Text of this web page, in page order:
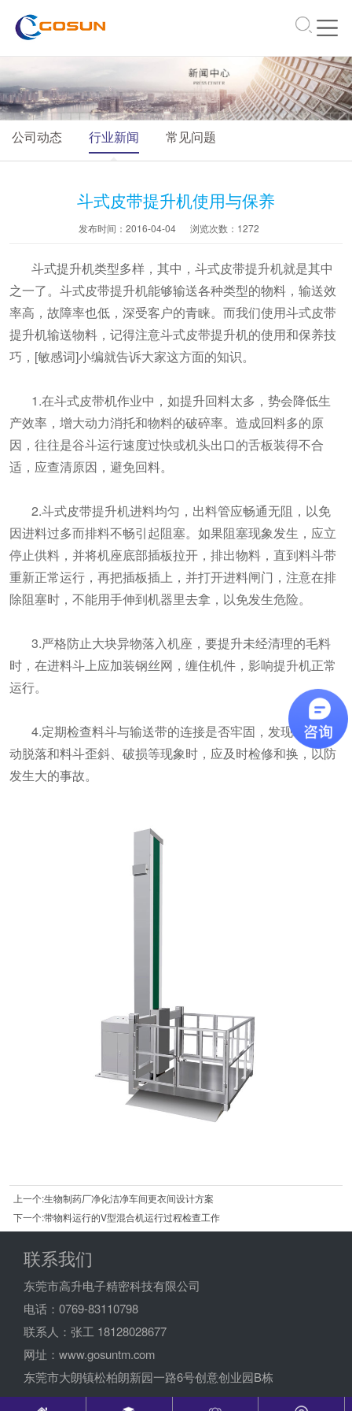
公司动态 行业新闻 常见问题
斗式皮带提升机使用与保养
发布时间：2016-04-04 浏览次数： 1272
斗式提升机类型多样，其中，斗式皮带提升机就是其中
之一了。斗式皮带提升机能够输送各种类型的物料，输送效
率高，故障率也低，深受客户的青睐。而我们使用斗式皮带
提升机输送物料，记得注意斗式皮带提升机的使用和保养技
巧，[敏感词]小编就告诉大家这方面的知识。
1.在斗式皮带机作业中，如提升回料太多，势会降低生
产效率，增大动力消托和物料的破碎率。造成回料多的原
因，往往是谷斗运行速度过快或机头出口的舌板装得不合
适，应查清原因，避免回料。
2.斗式皮带提升机进料均匀，出料管应畅通无阻，以免
因进料过多而排料不畅引起阻塞。如果阻塞现象发生，应立
停止供料，并将机座底部插板拉开，排出物料，直到料斗带
重新正常运行，再把插板插上，并打开进料闸门，注意在排
除阻塞时，不能用手伸到机器里去拿，以免发生危险。
3.严格防止大块异物落入机座，要提升未经清理的毛料
时，在进料斗上应加装钢丝网，缠住机件，影响提升机正常
运行。
4.定期检查料斗与输送带的连接是否牢固，发现螺钉松
动脱落和料斗歪斜、破损等现象时，应及时检修和换，以防
发生大的事故。
上一个:生物制药厂净化洁净车间更衣间设计方案
下一个:带物料运行的V型混合机运行过程检查工作
联系我们
东莞市高升电子精密科技有限公司
电话：0769-83110798
联系人：张工 18128028677
网址：www.gosuntm.com
东莞市大朗镇松柏朗新园一路6号创意创业园B栋